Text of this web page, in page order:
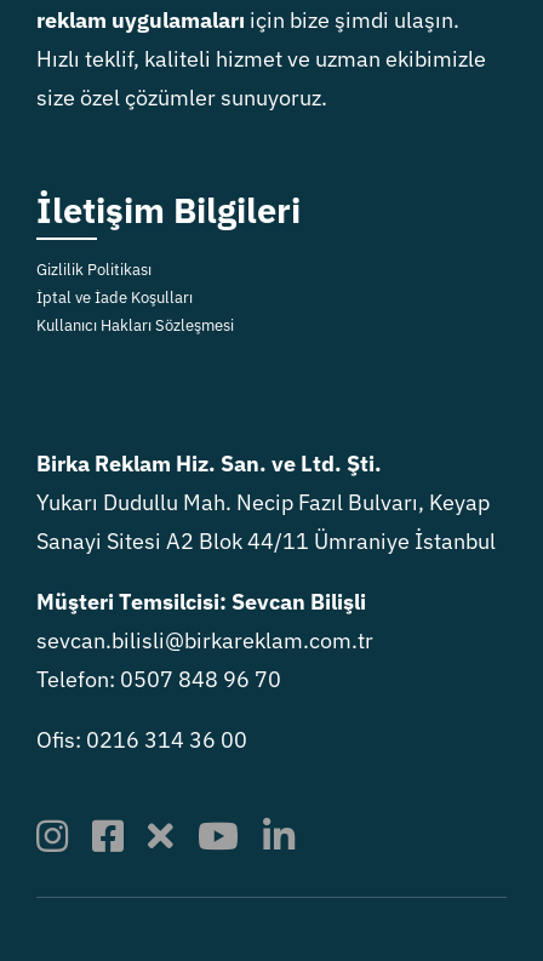
reklam uygulamaları için bize şimdi ulaşın.
Hızlı teklif, kaliteli hizmet ve uzman ekibimizle
size özel çözümler sunuyoruz.
İletişim Bilgileri
Gizlilik Politikası
İptal ve İade Koşulları
Kullanıcı Hakları Sözleşmesi
Birka Reklam Hiz. San. ve Ltd. Şti.
Yukarı Dudullu Mah. Necip Fazıl Bulvarı, Keyap
Sanayi Sitesi A2 Blok 44/11 Ümraniye İstanbul
Müşteri Temsilcisi: Sevcan Bilişli
sevcan.bilisli@birkareklam.com.tr
Telefon: 0507 848 96 70
Ofis: 0216 314 36 00